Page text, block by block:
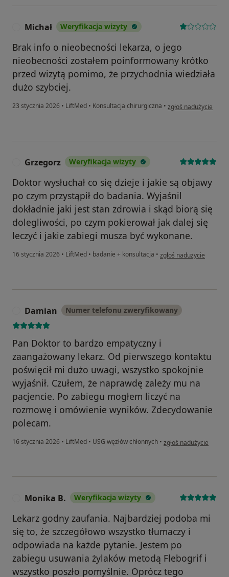
Michał Weryfikacja wizyty
Brak info o nieobecności lekarza, o jego
nieobecności zostałem poinformowany krótko
przed wizytą pomimo, że przychodnia wiedziała
dużo szybciej.
23 stycznia 2026 • LiftMed • Konsultacja chirurgiczna • w opinii użytkownika
zgłoś nadużycie
Grzegorz Weryfikacja wizyty
Doktor wysłuchał co się dzieje i jakie są objawy
po czym przystąpił do badania. Wyjaśnil
dokładnie jaki jest stan zdrowia i skąd biorą się
dolegliwości, po czym pokierował jak dalej się
leczyć i jakie zabiegi musza być wykonane.
16 stycznia 2026 • LiftMed • badanie + konsultacja • w opinii użytkownika
zgłoś nadużycie
Damian Numer telefonu zweryfikowany
Pan Doktor to bardzo empatyczny i
zaangażowany lekarz. Od pierwszego kontaktu
poświęcił mi dużo uwagi, wszystko spokojnie
wyjaśnił. Czułem, że naprawdę zależy mu na
pacjencie. Po zabiegu mogłem liczyć na
rozmowę i omówienie wyników. Zdecydowanie
polecam.
16 stycznia 2026 • LiftMed • USG węzłów chłonnych • w opinii użytkownika
zgłoś nadużycie
Monika B. Weryfikacja wizyty
Lekarz godny zaufania. Najbardziej podoba mi
się to, że szczegółowo wszystko tłumaczy i
odpowiada na każde pytanie. Jestem po
zabiegu usuwania żylaków metodą Flebogrif i
wszystko poszło pomyślnie. Oprócz tego